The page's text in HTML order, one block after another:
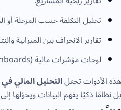
تحليل التكلفة حسب المرحلة أو
تقارير الانحراف بين الميزانية
لوحات مؤشرات مالية (Dashboards) لحظية.
هذه الأدوات تجعلالتحليل المالي
بل نظامًا ذكيًا يفهم البيانات ويحوّلها